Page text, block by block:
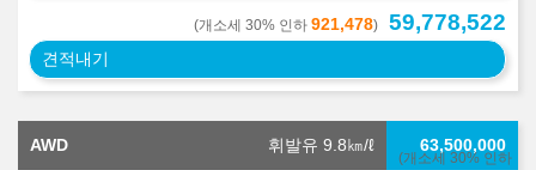
(개소세 30% 인하 921,478) 59,778,522
견적내기
AWD 휘발유 9.8㎞/ℓ
(개소세 30% 인하
63,500,000